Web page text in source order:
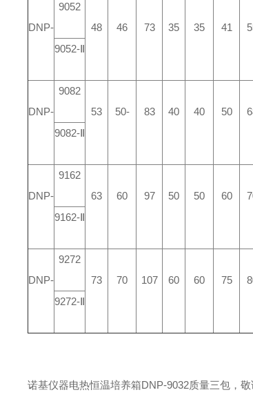
DNP-
9052
48
46 73 35 35 41
9052-Ⅱ
DNP-
9082
53
50- 83 40 40 50
9082-Ⅱ
DNP-
9162
63
60 97 50 50 60
9162-Ⅱ
DNP-
9272
73
70 107 60 60 75
9272-Ⅱ
诺基仪器电热恒温培养箱DNP-9032质量三包，敬